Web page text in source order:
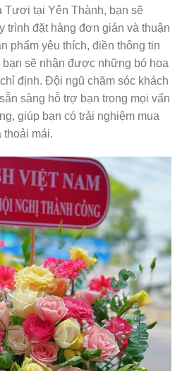
Tươi tại Yên Thành, bạn sẽ
trình đặt hàng đơn giản và thuận
phẩm yêu thích, điền thông tin
sẽ nhận được những bó hoa
định. Đội ngũ chăm sóc khách
sàng hỗ trợ bạn trong mọi vấn
giúp bạn có trải nghiệm mua
thoải mái.